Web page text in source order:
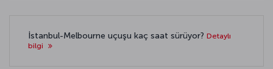
İstanbul-Melbourne uçuşu kaç saat sürüyor? Detaylı
bilgi